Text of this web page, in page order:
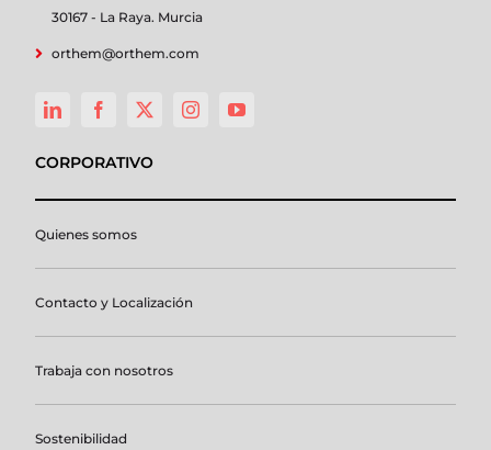
30167 - La Raya. Murcia
orthem@orthem.com
CORPORATIVO
Quienes somos
Contacto y Localización
Trabaja con nosotros
Sostenibilidad